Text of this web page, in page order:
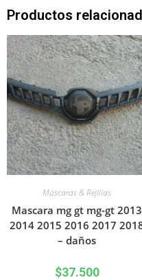
Productos
Mascaras & Rejillas
Mascara mg gt mg-gt 2013
2014 2015 2016 2017
– daños
$37.500